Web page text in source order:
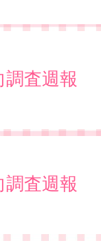
査週報
査週報